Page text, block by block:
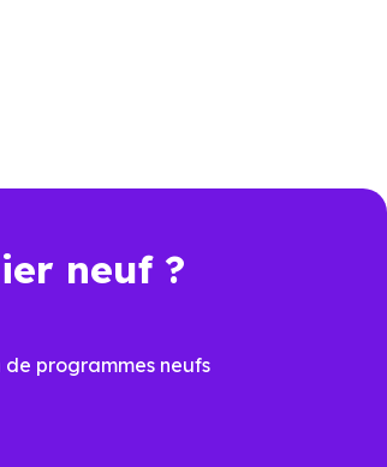
conception.
du bien
neuf ?
programmes neufs